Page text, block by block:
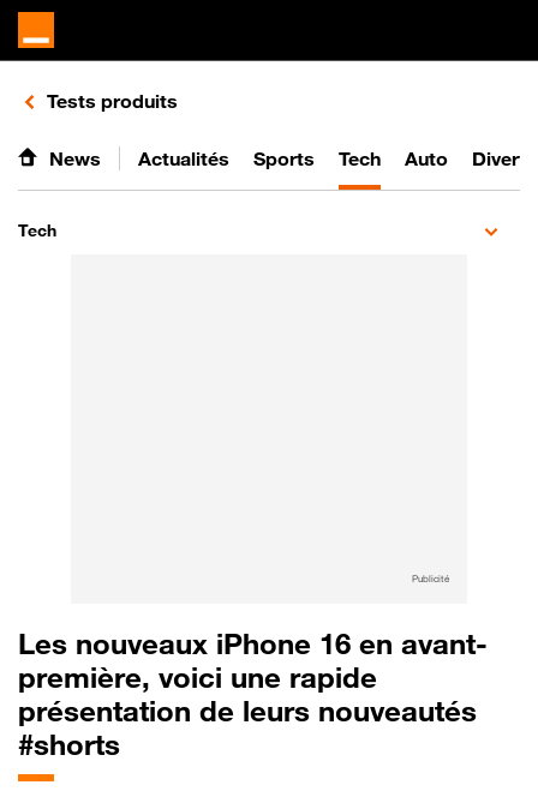
Retours vers le listing de vidéos de la catégorie
Tests produits
News Actualités Sports Tech Auto
Tech
Publicité
Les nouveaux iPhone 16 en avant-
première, voici une rapide
présentation de leurs nouveautés
#shorts